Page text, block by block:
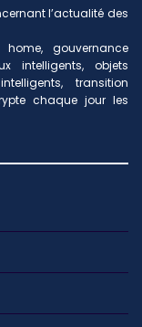
l’actualité des
gouvernance
intelligents, objets
transition
chaque jour les